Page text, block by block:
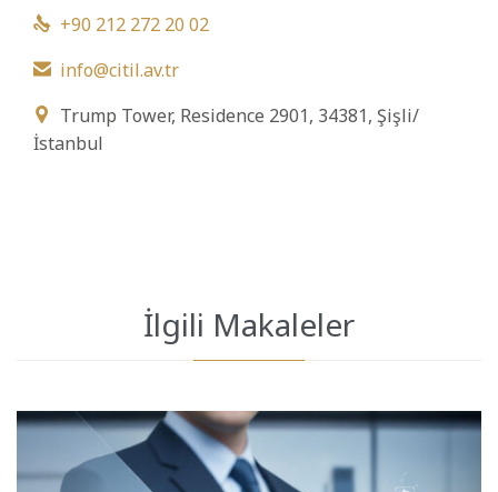
 +90 212 272 20 02
 info@citil.av.tr

Trump Tower, Residence 2901, 34381, Şişli/
İstanbul
İlgili Makaleler